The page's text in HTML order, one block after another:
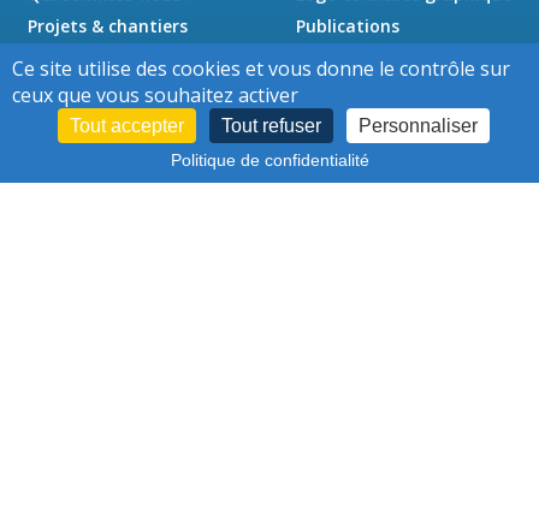
Projets & chantiers
Actualités
Jobs
Publications
Presse
Contact
Ce site utilise des cookies et vous donne le contrôle sur
ceux que vous souhaitez activer
Tout accepter Tout refuser Personnaliser
Politique de confidentialité